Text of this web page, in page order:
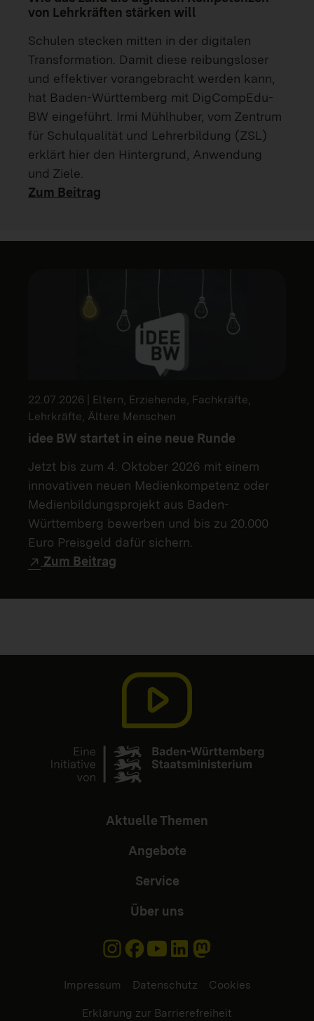
von Lehrkräften stärken will
Schulen stecken mitten in der digitalen
Transformation. Damit diese reibungsloser
und effektiver vorangebracht werden kann,
hat Baden-Württemberg mit DigCompEdu-
BW eingeführt. Irmi Mühlhuber, vom Zentrum
für Schulqualität und Lehrerbildung (ZSL)
erklärt hier den Hintergrund, Anwendung
und Ziele.
Zum Beitrag
22.07.2026 | Eltern, Erziehende, Fachkräfte,
Lehrkräfte, Ältere Menschen
idee BW startet in eine neue Runde
Jetzt bis zum 4. Oktober 2026 mit einem
innovativen neuen Medienkompetenz oder
Medienbildungsprojekt aus Baden-
Württemberg bewerben und bis zu 20.000
Euro Preisgeld dafür sichern.
Zum Beitrag
Aktuelle Themen
Angebote
Service
Über uns
Impressum Datenschutz Cookies
Erklärung zur Barrierefreiheit